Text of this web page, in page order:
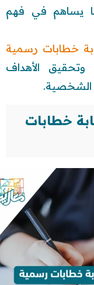
يساهم في فهم
خطابات رسمية
وتحقيق الأهداف
الشخصية.
خطابات